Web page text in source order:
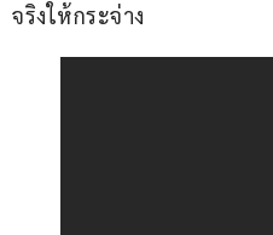
จริงให้กระจ่าง